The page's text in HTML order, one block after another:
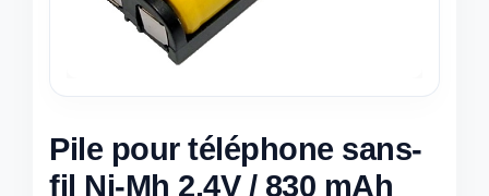
Pile pour téléphone sans-
fil Ni-Mh 2.4V / 830 mAh